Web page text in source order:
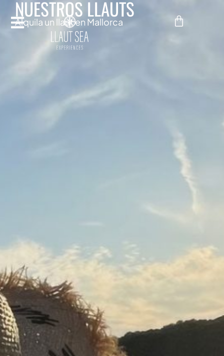
NUESTROS LLAUTS
Alquila un llaut en Mallorca